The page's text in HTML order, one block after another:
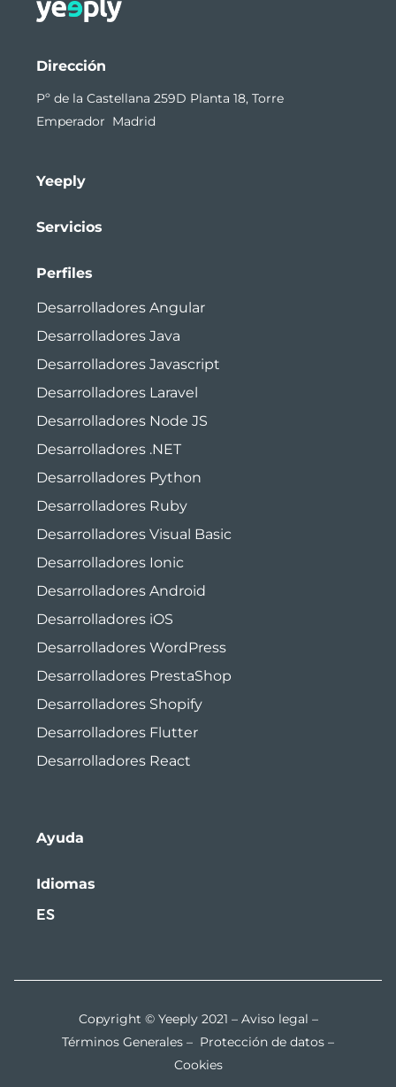
Dirección
Pº de la Castellana 259D Planta 18, Torre
Emperador Madrid
Yeeply
Servicios
Perfiles
Desarrolladores Angular
Desarrolladores Java
Desarrolladores Javascript
Desarrolladores Laravel
Desarrolladores Node JS
Desarrolladores .NET
Desarrolladores Python
Desarrolladores Ruby
Desarrolladores Visual Basic
Desarrolladores Ionic
Desarrolladores Android
Desarrolladores iOS
Desarrolladores WordPress
Desarrolladores PrestaShop
Desarrolladores Shopify
Desarrolladores Flutter
Desarrolladores React
Ayuda
Idiomas
ES
Copyright © Yeeply 2021 – Aviso legal –
Términos Generales – Protección de datos –
Cookies